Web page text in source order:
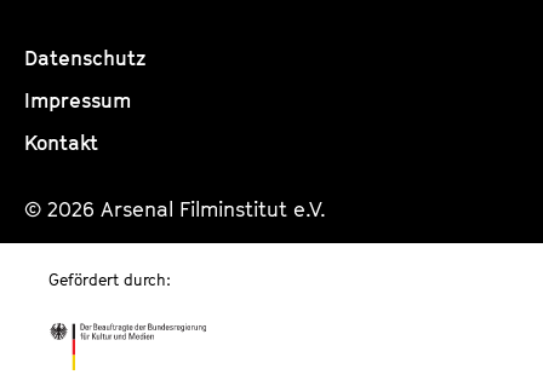
Datenschutz
Impressum
Kontakt
© 2026 Arsenal Filminstitut e.V.
Gefördert durch: